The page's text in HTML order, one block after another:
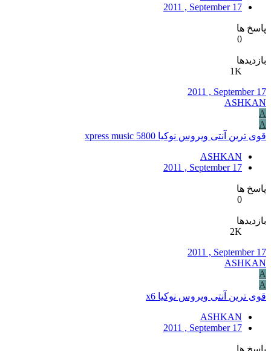
2011 , September 17
پاسخ ها
0
بازدیدها
1K
2011 , September 17
ASHKAN
A
A
قوی ترین آنتی ویروس نوکیا 5800 xpress music
ASHKAN
2011 , September 17
پاسخ ها
0
بازدیدها
2K
2011 , September 17
ASHKAN
A
A
قوی ترین آنتی ویروس نوکیا x6
ASHKAN
2011 , September 17